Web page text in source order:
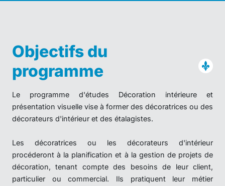
Objectifs du
programme
Le programme d'études Décoration intérieure et
présentation visuelle vise à former des décoratrices ou des
décorateurs d'intérieur et des étalagistes.
Les décoratrices ou les décorateurs d'intérieur
procéderont à la planification et à la gestion de projets de
décoration, tenant compte des besoins de leur client,
particulier ou commercial. Ils pratiquent leur métier